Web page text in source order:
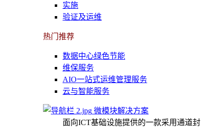
实施
验证及运维
热门推荐
数据中心绿色节能
维保服务
AIO一站式运维管理服务
云与智能服务
微模块解决方案
面向ICT基础设施提供的一款采用通道封